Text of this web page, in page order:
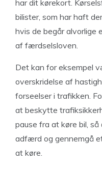
har dit kørekort.
bilister, som har haft
hvis de begår alvorlige
af færdselsloven.
Det kan for eksempel
overskridelse af
forseelser i trafikken.
at beskytte
pause fra at køre bil,
adfærd og gennemgå
at køre.